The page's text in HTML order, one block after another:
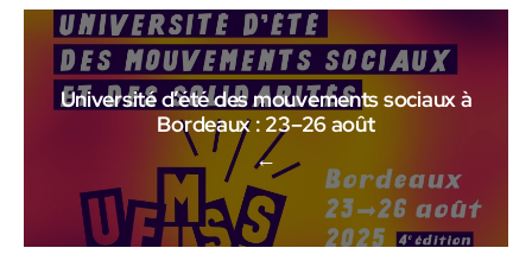
←
Université d’été des mouvements sociaux à
Bordeaux : 23–26 août